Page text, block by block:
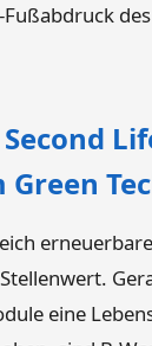
eine